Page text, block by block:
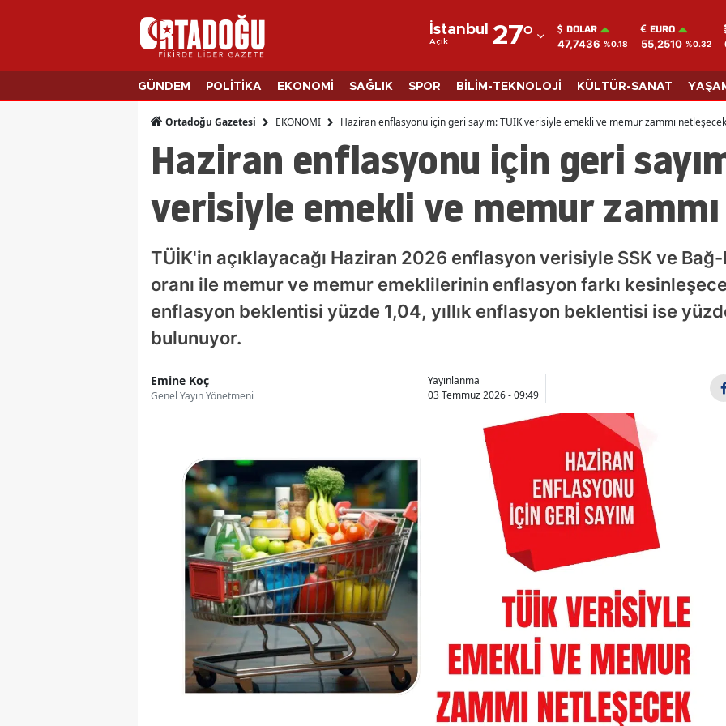
İstanbul
Açık 27°
Adana
Adıyaman
Afyonkarahisar
Ankara
Antalya
Artvin
Aydın
Bilecik
Çorum
Denizli
Diyarbakır
DOLAR
47,7436 %0.18
EURO
55,2510 %0.32
GÜNDEM POLİTİKA EKONOMİ SAĞLIK SPOR BİLİM-TEKNOLOJİ KÜLTÜR-SANAT
Ortadoğu Gazetesi EKONOMİ Haziran enflasyonu için geri sayım: TÜİK verisiyle emekli ve memur zammı netleşecek
Haziran enflasyonu için geri
verisiyle emekli ve memur
TÜİK'in açıklayacağı Haziran 2026 enflasyon verisiyle SSK ve
oranı ile memur ve memur emeklilerinin enflasyon farkı
enflasyon beklentisi yüzde 1,04, yıllık enflasyon beklentisi ise
bulunuyor.
Emine Koç
Genel Yayın Yönetmeni
Yayınlanma
03 Temmuz 2026 - 09:49
Efe Mandıracı
kimdir, kaç yaşında
ve nereli?
Galatasaray'a y...
Yeni Parti
yüzde kaç,
sırad...